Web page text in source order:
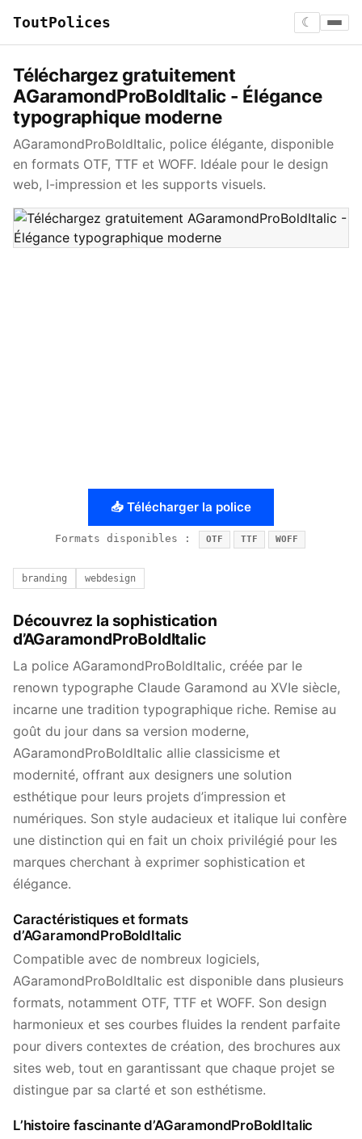
ToutPolices ☾
Téléchargez gratuitement
AGaramondProBoldItalic - Élégance
typographique moderne
AGaramondProBoldItalic, police élégante, disponible
en formats OTF, TTF et WOFF. Idéale pour le design
web, l-impression et les supports visuels.
📥 Télécharger la police
Formats disponibles : OTF TTF WOFF
branding webdesign
Découvrez la sophistication
d’AGaramondProBoldItalic
La police AGaramondProBoldItalic, créée par le
renown typographe Claude Garamond au XVIe siècle,
incarne une tradition typographique riche. Remise au
goût du jour dans sa version moderne,
AGaramondProBoldItalic allie classicisme et
modernité, offrant aux designers une solution
esthétique pour leurs projets d’impression et
numériques. Son style audacieux et italique lui confère
une distinction qui en fait un choix privilégié pour les
marques cherchant à exprimer sophistication et
élégance.
Caractéristiques et formats
d’AGaramondProBoldItalic
Compatible avec de nombreux logiciels,
AGaramondProBoldItalic est disponible dans plusieurs
formats, notamment OTF, TTF et WOFF. Son design
harmonieux et ses courbes fluides la rendent parfaite
pour divers contextes de création, des brochures aux
sites web, tout en garantissant que chaque projet se
distingue par sa clarté et son esthétisme.
L’histoire fascinante d’AGaramondProBoldItalic